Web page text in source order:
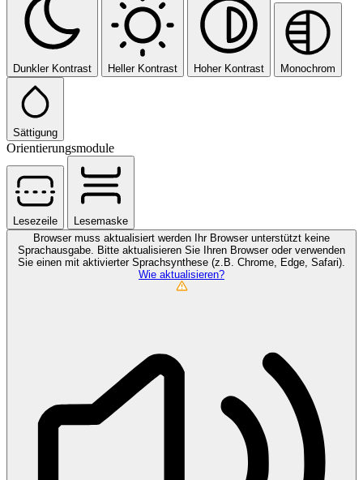
Dunkler Kontrast Heller Kontrast Hoher Kontrast Monochrom
Sättigung
Orientierungsmodule
Lesezeile
Lesemaske
Browser muss aktualisiert werden
Ihr Browser unterstützt keine
Sprachausgabe. Bitte aktualisieren Sie Ihren Browser oder verwenden
Sie einen mit aktivierter Sprachsynthese (z.B. Chrome, Edge, Safari).
Wie aktualisieren?